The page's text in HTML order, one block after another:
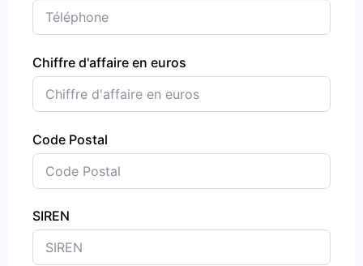
Chiffre d'affaire en euros
Code Postal
SIREN